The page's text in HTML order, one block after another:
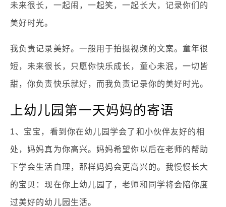
未来很长，一起闹，一起笑，一起长大，记录你们的
美好时光。
我负责记录美好。一般用于拍摄视频的文案。童年很
短，未来很长，只愿你快乐成长，童心未泯，一切皆
甜，你负责快乐就好，而我负责记录你的美好时光。
上幼儿园第一天妈妈的寄语
1、宝宝，看到你在幼儿园学会了和小伙伴友好的相
处，妈妈真为你高兴。妈妈希望你以后在老师的帮助
下学会生活自理，那样妈妈会更高兴的。我慢慢长大
的宝贝：现在你上幼儿园了，老师和同学将会陪你度
过美好的幼儿园生活。